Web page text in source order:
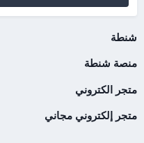
شنطة
منصة شنطة
متجر الكتروني
متجر إلكتروني مجاني